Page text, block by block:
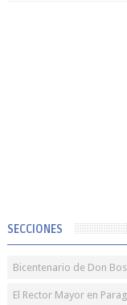
SECCIONES
Bicentenario de Don
El Rector Mayor en